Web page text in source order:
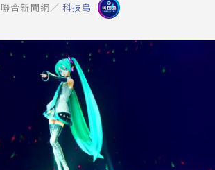
聯合新聞網／ 科技島